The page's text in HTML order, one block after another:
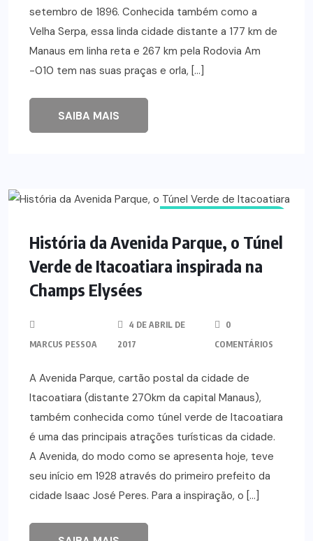
setembro de 1896. Conhecida também como a
Velha Serpa, essa linda cidade distante a 177 km de
Manaus em linha reta e 267 km pela Rodovia Am
-010 tem nas suas praças e orla, […]
SAIBA MAIS
História da Avenida Parque, o Túnel
Verde de Itacoatiara inspirada na
Champs Elysées
MARCUS PESSOA
4 DE ABRIL DE
2017
0
COMENTÁRIOS
A Avenida Parque, cartão postal da cidade de
Itacoatiara (distante 270km da capital Manaus),
também conhecida como túnel verde de Itacoatiara
é uma das principais atrações turísticas da cidade.
A Avenida, do modo como se apresenta hoje, teve
seu início em 1928 através do primeiro prefeito da
cidade Isaac José Peres. Para a inspiração, o […]